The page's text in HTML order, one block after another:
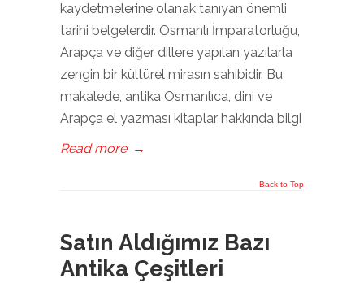
kaydetmelerine olanak tanıyan önemli
tarihi belgelerdir. Osmanlı İmparatorluğu,
Arapça ve diğer dillere yapılan yazılarla
zengin bir kültürel mirasın sahibidir. Bu
makalede, antika Osmanlıca, dini ve
Arapça el yazması kitaplar hakkında bilgi
Read more →
Back to Top
Satın Aldığımız Bazı
Antika Çeşitleri